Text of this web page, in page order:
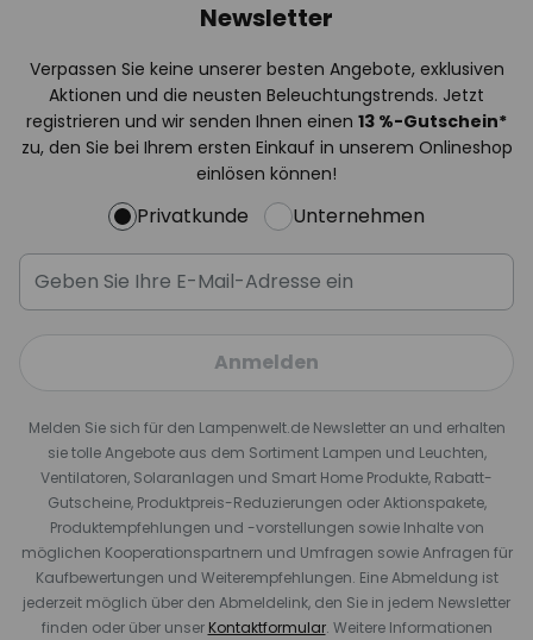
Newsletter
Verpassen Sie keine unserer besten Angebote, exklusiven
Aktionen und die neusten Beleuchtungstrends. Jetzt
registrieren und wir senden Ihnen einen 13 %-Gutschein*
zu, den Sie bei Ihrem ersten Einkauf in unserem Onlineshop
einlösen können!
Privatkunde Unternehmen
Anmelden
Melden Sie sich für den Lampenwelt.de Newsletter an und erhalten
sie tolle Angebote aus dem Sortiment Lampen und Leuchten,
Ventilatoren, Solaranlagen und Smart Home Produkte, Rabatt-
Gutscheine, Produktpreis-Reduzierungen oder Aktionspakete,
Produktempfehlungen und -vorstellungen sowie Inhalte von
möglichen Kooperationspartnern und Umfragen sowie Anfragen für
Kaufbewertungen und Weiterempfehlungen. Eine Abmeldung ist
jederzeit möglich über den Abmeldelink, den Sie in jedem Newsletter
finden oder über unser Kontaktformular. Weitere Informationen